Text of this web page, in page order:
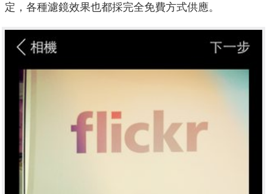
定，各種濾鏡效果也都採完全免費方式供應。